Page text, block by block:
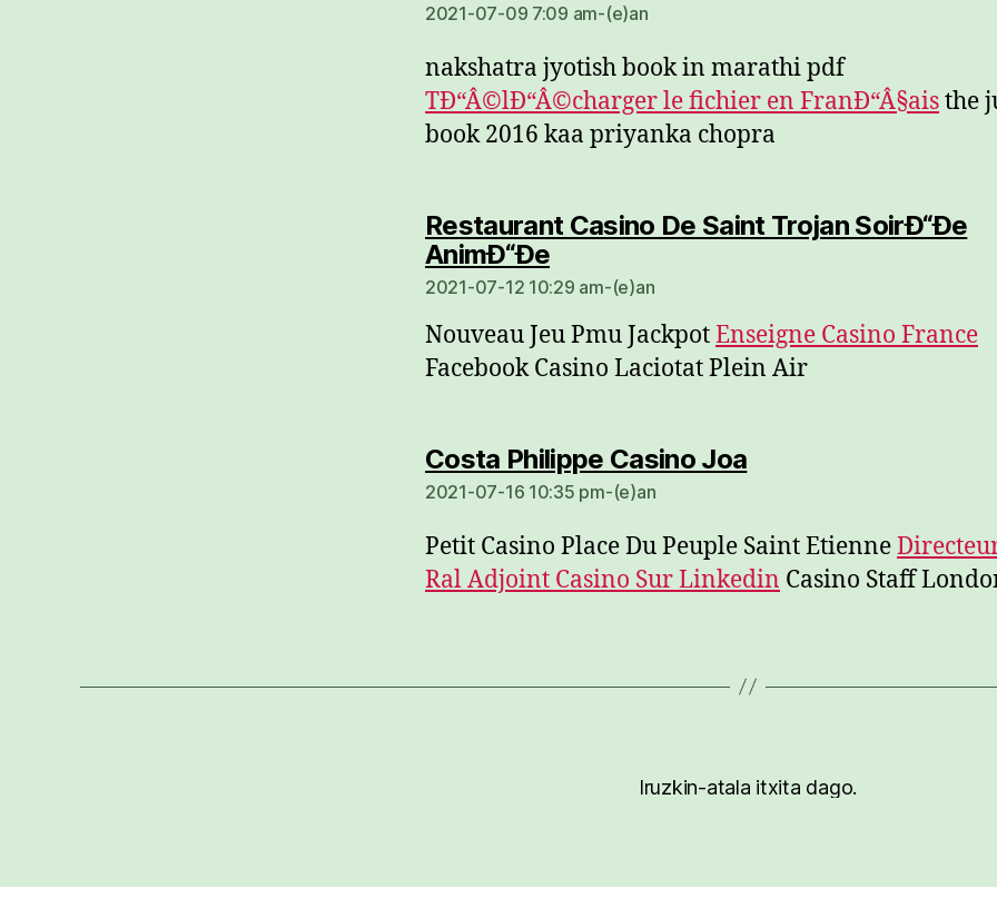
2021-07-09 7:09 am-(e)an
nakshatra jyotish book in marathi pdf
TÐ“Â©lÐ“Â©charger le fichier en FranÐ“Â§aisthe
book 2016 kaa priyanka chopra
Restaurant Casino De Saint Trojan SoirÐ“Ðe
AnimÐ“Ðedio:
2021-07-12 10:29 am-(e)an
Nouveau Jeu Pmu JackpotEnseigne Casino France
Facebook Casino Laciotat Plein Air
Costa Philippe Casino Joadio:
2021-07-16 10:35 pm-(e)an
Petit Casino Place Du Peuple Saint Etienne
Ral Adjoint Casino Sur Linkedin Casino Staff
Iruzkin-atala itxita dago.